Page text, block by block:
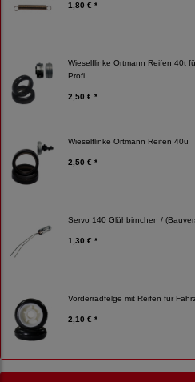
1,80 € *
Wieselflinke Ortmann Reifen 40t
Profi
2,50 € *
Wieselflinke Ortmann Reifen 40u
2,50 € *
Servo 140 Glühbirnchen /
1,30 € *
Vorderradfelge mit Reifen für
2,10 € *